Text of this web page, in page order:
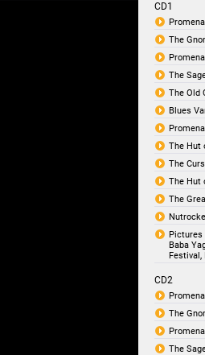
CD1
The
The
The Old
Blues
The Hut
The
The Hut
The
Pictures
Baba
Festival,
CD2
The
The